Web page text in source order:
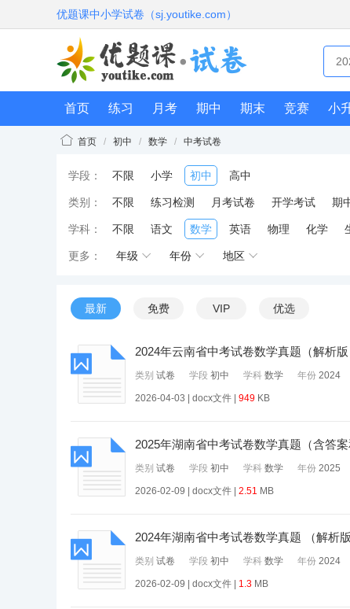
优题课中小学试卷（sj.youtike.com）
首页 练习 月考 期中 期末 竞赛 小
首页 / 初中 / 数学 / 中考试卷
学段： 不限 小学 初中 高中
类别： 不限 练习检测 月考试卷 开学考试 期
学科： 不限 语文 数学 英语 物理 化学
更多： 年级 年份 地区
最新 免费 VIP 优选
2024年云南省中考试卷数学真题（解析版
类别 试卷 学段 初中 学科 数学 年份 2024
2026-04-03 | docx文件 | 949 KB
2025年湖南省中考试卷数学真题（含答案
类别 试卷 学段 初中 学科 数学 年份 2025
2026-02-09 | docx文件 | 2.51 MB
2024年湖南省中考试卷数学真题 （解析版
类别 试卷 学段 初中 学科 数学 年份 2024
2026-02-09 | docx文件 | 1.3 MB